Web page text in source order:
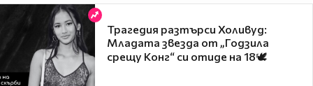
Трагедия разтърси Холивуд:
Младата звезда от „Годзила
срещу Конг“ си отиде на 18🕊️